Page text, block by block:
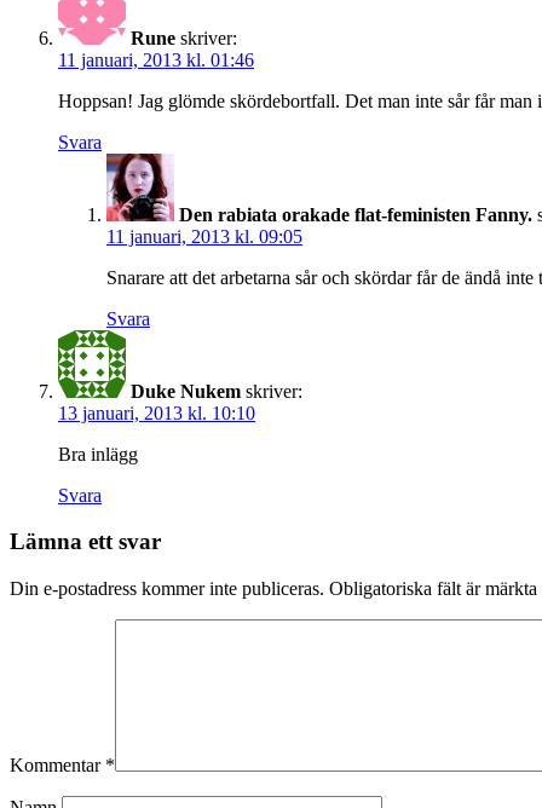
Rune skriver:
11 januari, 2013 kl. 01:46
Hoppsan! Jag glömde skördebortfall. Det man inte sår får
Svara
Den rabiata orakade flat-feministen Fanny.
11 januari, 2013 kl. 09:05
Snarare att det arbetarna sår och skördar får de ändå
Svara
Duke Nukem skriver:
13 januari, 2013 kl. 10:10
Bra inlägg
Svara
Lämna ett svar
Din e-postadress kommer inte publiceras. Obligatoriska fält är märkta
Kommentar *